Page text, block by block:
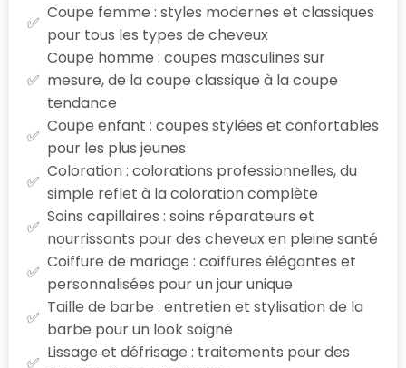
Coupe femme : styles modernes et classiques
pour tous les types de cheveux
Coupe homme : coupes masculines sur
mesure, de la coupe classique à la coupe
tendance
Coupe enfant : coupes stylées et confortables
pour les plus jeunes
Coloration : colorations professionnelles, du
simple reflet à la coloration complète
Soins capillaires : soins réparateurs et
nourrissants pour des cheveux en pleine santé
Coiffure de mariage : coiffures élégantes et
personnalisées pour un jour unique
Taille de barbe : entretien et stylisation de la
barbe pour un look soigné
Lissage et défrisage : traitements pour des